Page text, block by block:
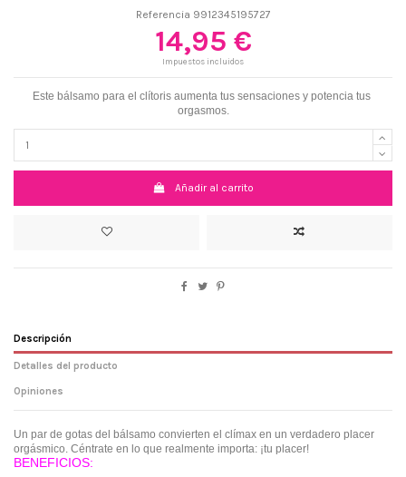
Referencia 9912345195727
14,95 €
Impuestos incluidos
Este bálsamo para el clítoris aumenta tus sensaciones y potencia tus
orgasmos.
Añadir al carrito
Descripción
Detalles del producto
Opiniones
Un par de gotas del bálsamo convierten el clímax en un verdadero placer
orgásmico. Céntrate en lo que realmente importa: ¡tu placer!
BENEFICIOS: